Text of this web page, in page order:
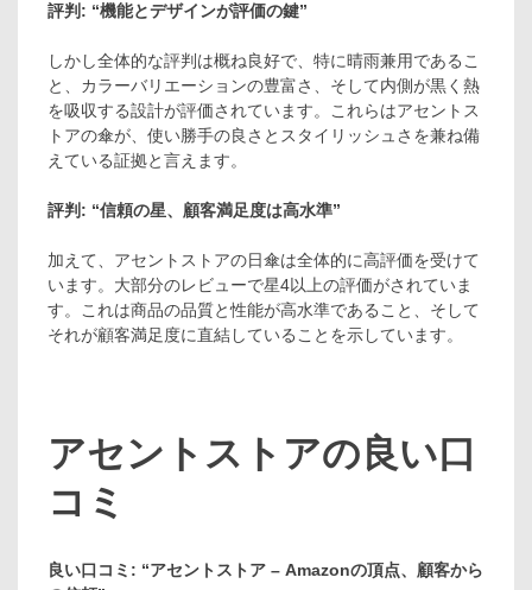
評判: “機能とデザインが評価の鍵”
しかし全体的な評判は概ね良好で、特に晴雨兼用であるこ
と、カラーバリエーションの豊富さ、そして内側が黒く熱
を吸収する設計が評価されています。これらはアセントス
トアの傘が、使い勝手の良さとスタイリッシュさを兼ね備
えている証拠と言えます。
評判: “信頼の星、顧客満足度は高水準”
加えて、アセントストアの日傘は全体的に高評価を受けて
います。大部分のレビューで星4以上の評価がされていま
す。これは商品の品質と性能が高水準であること、そして
それが顧客満足度に直結していることを示しています。
アセントストアの良い口
コミ
良い口コミ: “アセントストア – Amazonの頂点、顧客から